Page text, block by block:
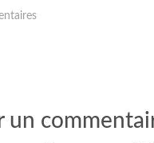
un